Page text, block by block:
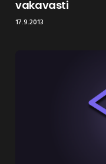
vakavasti
17.9.2013